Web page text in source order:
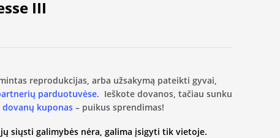
III
reprodukcijas, arba užsakymą pateikti gyvai,
parduotuvėse. Ieškote dovanos, tačiau sunku
kuponas – puikus sprendimas!
siųsti galimybės nėra, galima įsigyti tik vietoje.